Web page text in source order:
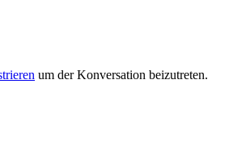
um der Konversation beizutreten.